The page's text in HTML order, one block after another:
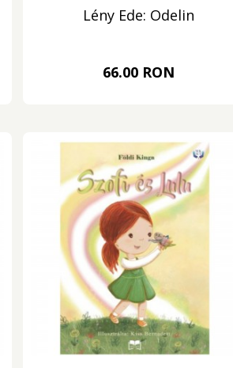
Lény Ede: Odelin
66.00 RON